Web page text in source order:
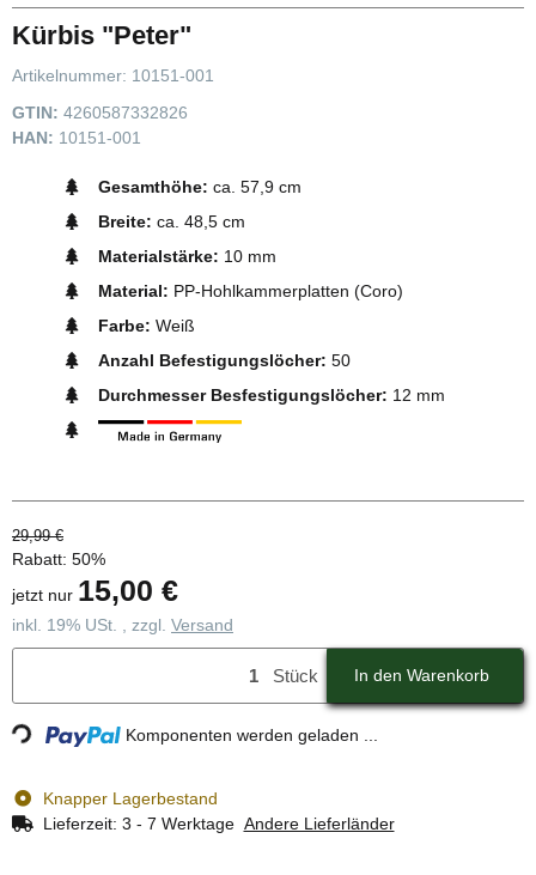
Kürbis "Peter"
Artikelnummer: 10151-001
GTIN: 4260587332826
HAN: 10151-001
Gesamthöhe: ca. 57,9 cm
Breite: ca. 48,5 cm
Materialstärke: 10 mm
Material: PP-Hohlkammerplatten (Coro)
Farbe: Weiß
Anzahl Befestigungslöcher: 50
Durchmesser Besfestigungslöcher: 12 mm
29,99 €
Rabatt: 50%
jetzt nur 15,00 €
inkl. 19% USt. , zzgl. Versand
Stück In den Warenkorb
Loading... Komponenten werden geladen ...
Knapper Lagerbestand
Lieferzeit: 3 - 7 Werktage Andere Lieferländer